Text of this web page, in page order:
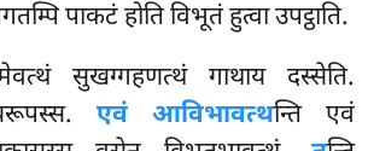
पाकटं होति विभूतं हुत्वा उपट्ठाति.
सुखग्गहणत्थं गाथाय दस्सेति.
एवं आविभावत्थन्ति एवं